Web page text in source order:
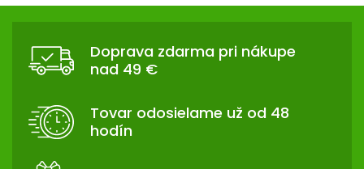
Z
Doprava zdarma pri nákupe
nad 49 €
Tovar odosielame už od 48
hodín